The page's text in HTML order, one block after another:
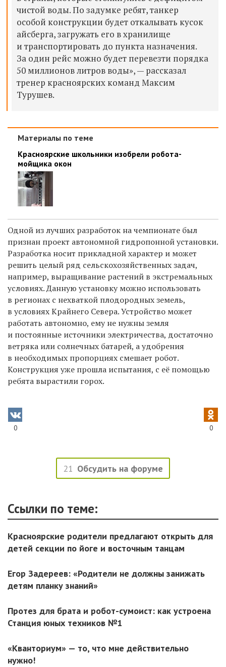
чистой воды. По задумке ребят, танкер
особой конструкции будет откалывать кусок
айсберга, загружать его в хранилище
и транспортировать до пункта назначения.
За один рейс можно будет перевезти порядка
50 миллионов литров воды», — рассказал
тренер красноярских команд Максим
Турушев.
Материалы по теме
Красноярские школьники изобрели робота-
мойщика окон
Одной из лучших разработок на чемпионате был
признан проект автономной гидропонной установки.
Разработка носит прикладной характер и может
решить целый ряд сельскохозяйственных задач,
например, выращивание растений в экстремальных
условиях. Данную установку можно использовать
в регионах с нехваткой плодородных земель,
в условиях Крайнего Севера. Устройство может
работать автономно, ему не нужны земля
и постоянные источники электричества, достаточно
ветряка или солнечных батарей, а удобрения
в необходимых пропорциях смешает робот.
Конструкция уже прошла испытания, с её помощью
ребята вырастили горох.
0 0
21 Обсудить на форуме
Ссылки по теме:
Красноярские родители предлагают открыть для
детей секции по йоге и восточным танцам
Егор Задереев: «Родители не должны занижать
детям планку знаний»
Протез для брата и робот-сумоист: как устроена
Станция юных техников №1
«Кванториум» — то, что мне действительно
нужно!